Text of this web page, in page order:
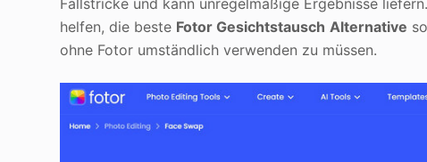
Fallstricke und kann unregelmäßige Ergebnisse
helfen, die beste Fotor Gesichtstausch Alternative
ohne Fotor umständlich verwenden zu müssen.